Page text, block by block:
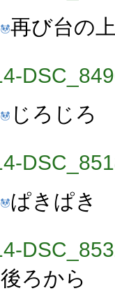
再び台の上
じろじろ
ぱきぱき
後ろから